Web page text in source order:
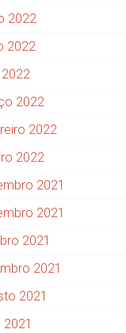
2022
2022
2022
2022
2022
2021
2021
2021
2021
2021
2021